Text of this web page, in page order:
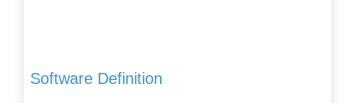
Software Definition